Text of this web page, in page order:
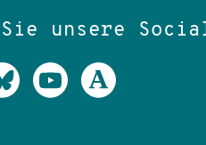
Sie unsere